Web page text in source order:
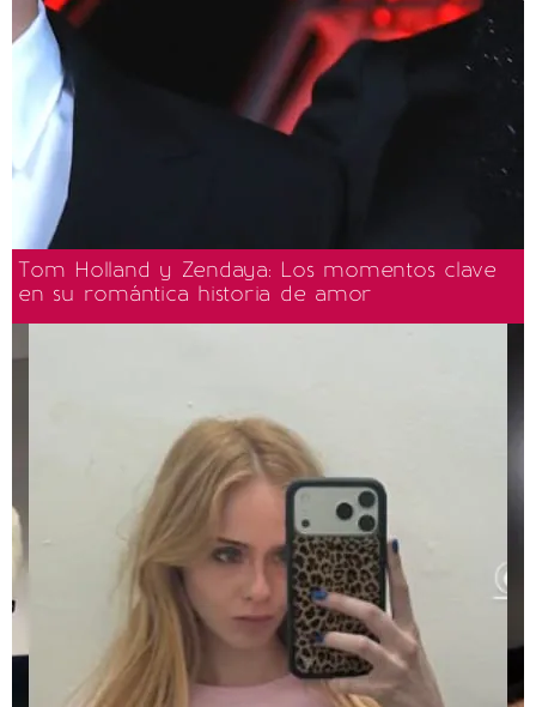
Tom Holland y Zendaya: Los momentos clave
en su romántica historia de amor